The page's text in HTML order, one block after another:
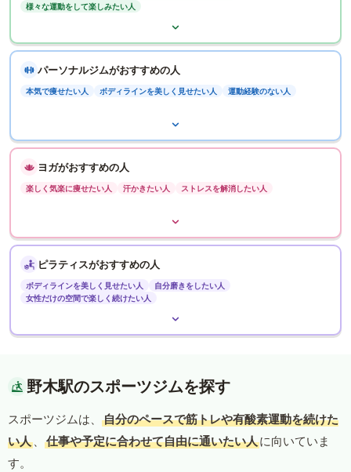
様々な運動をして楽しみたい人
パーソナルジムがおすすめの人
本気で痩せたい人 ボディラインを美しく見せたい人 運動経験のない人
ヨガがおすすめの人
楽しく気楽に痩せたい人 汗かきたい人 ストレスを解消したい人
ピラティスがおすすめの人
ボディラインを美しく見せたい人
自分磨きをしたい人
女性だけの空間で楽しく続けたい人
野木駅のスポーツジムを探す
スポーツジムは、
自分のペースで筋トレや有酸素運動を続けた
い人 、 仕事や予定に合わせて自由に通いたい人に向いていま
す。